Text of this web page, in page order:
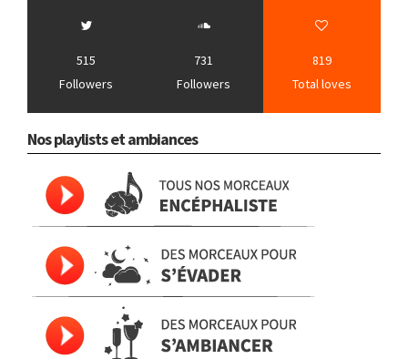
515
Followers
731
Followers
819
Total loves
Nos playlists et ambiances